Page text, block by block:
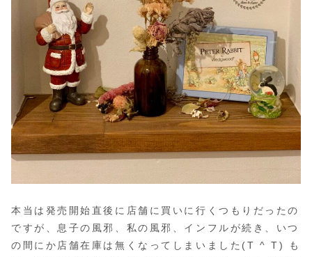
本当は発売開始直後に店舗に買いに行くつもりだったの
ですが、息子の風邪、私の風邪、インフルが続き、いつ
の間にか店舗在庫は無くなってしまいました(T ^ T) も